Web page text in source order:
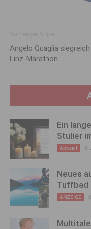
Angelo Quaglia
Linz-Marathon
Ein
Stulier
Aktuell 8.
Neues
Tuffbad
ANZEIGE